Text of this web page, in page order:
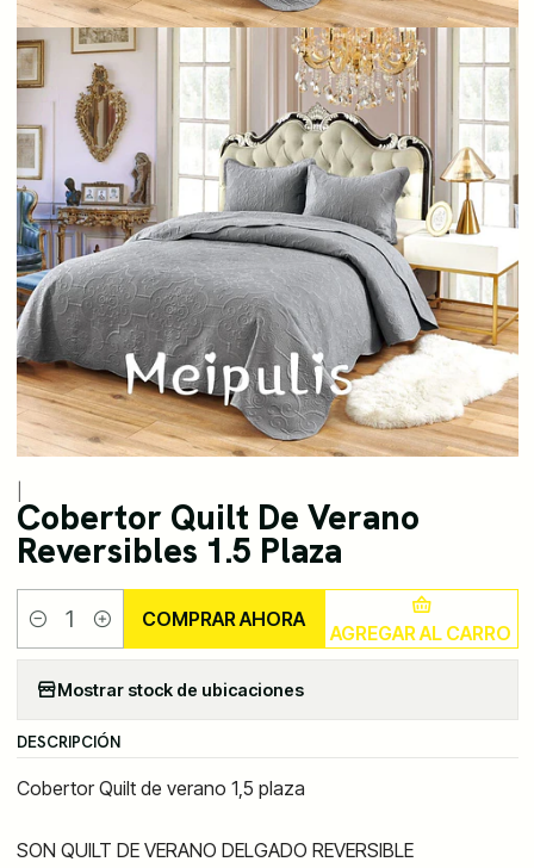
Cobertor Quilt De Verano
Reversibles 1.5 Plaza
Cantidad AGREGAR AL CARRO
COMPRAR AHORA
Mostrar stock de ubicaciones
DESCRIPCIÓN
Cobertor Quilt de verano 1,5 plaza
SON QUILT DE VERANO DELGADO REVERSIBLE